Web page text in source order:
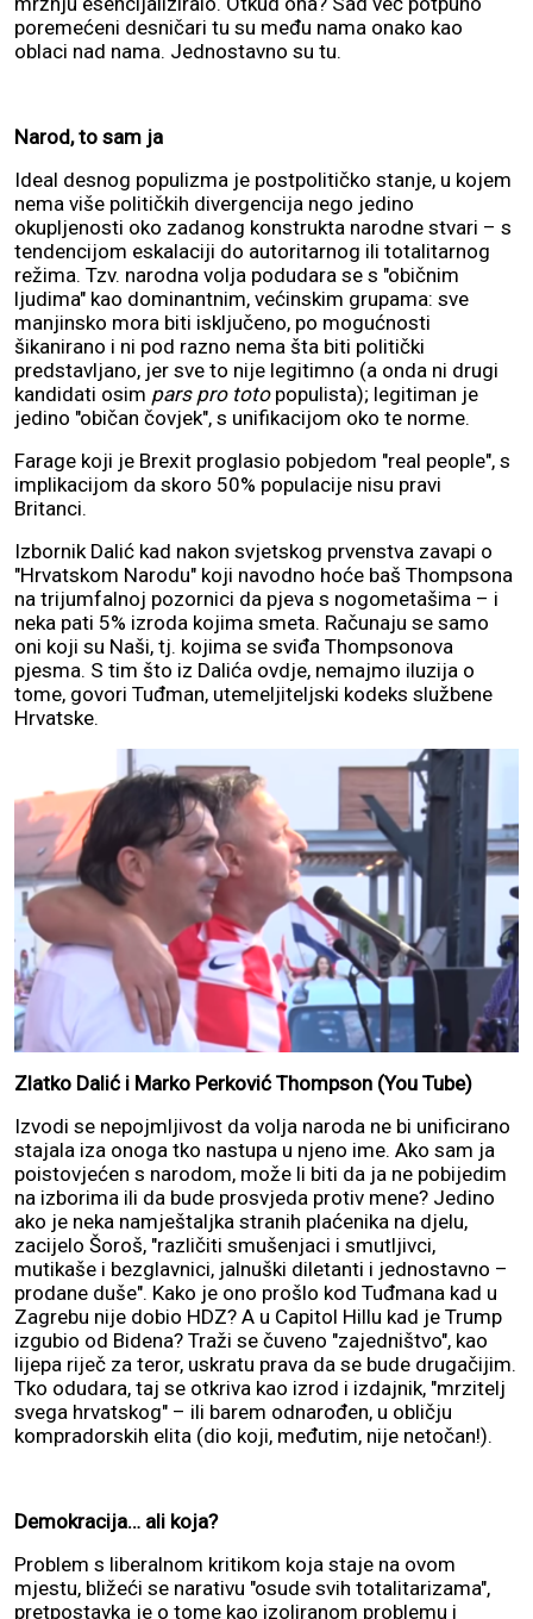
poremećeni desničari tu su među nama onako kao
oblaci nad nama. Jednostavno su tu.
Narod, to sam ja
Ideal desnog populizma je postpolitičko stanje, u kojem
nema više političkih divergencija nego jedino
okupljenosti oko zadanog konstrukta narodne stvari – s
tendencijom eskalaciji do autoritarnog ili totalitarnog
režima. Tzv. narodna volja podudara se s "običnim
ljudima" kao dominantnim, većinskim grupama: sve
manjinsko mora biti isključeno, po mogućnosti
šikanirano i ni pod razno nema šta biti politički
predstavljano, jer sve to nije legitimno (a onda ni drugi
kandidati osim pars pro totopopulista); legitiman je
jedino "običan čovjek", s unifikacijom oko te norme.
Farage koji je Brexit proglasio pobjedom "real people", s
implikacijom da skoro 50% populacije nisu pravi
Britanci.
Izbornik Dalić kad nakon svjetskog prvenstva zavapi o
"Hrvatskom Narodu" koji navodno hoće baš Thompsona
na trijumfalnoj pozornici da pjeva s nogometašima – i
neka pati 5% izroda kojima smeta. Računaju se samo
oni koji su Naši, tj. kojima se sviđa Thompsonova
pjesma. S tim što iz Dalića ovdje, nemajmo iluzija o
tome, govori Tuđman, utemeljiteljski kodeks službene
Hrvatske.
Zlatko Dalić i Marko Perković Thompson (You Tube)
Izvodi se nepojmljivost da volja naroda ne bi unificirano
stajala iza onoga tko nastupa u njeno ime. Ako sam ja
poistovjećen s narodom, može li biti da ja ne pobijedim
na izborima ili da bude prosvjeda protiv mene? Jedino
ako je neka namještaljka stranih plaćenika na djelu,
zacijelo Šoroš, "različiti smušenjaci i smutljivci,
mutikaše i bezglavnici, jalnuški diletanti i jednostavno –
prodane duše". Kako je ono prošlo kod Tuđmana kad u
Zagrebu nije dobio HDZ? A u Capitol Hillu kad je Trump
izgubio od Bidena? Traži se čuveno "zajedništvo", kao
lijepa riječ za teror, uskratu prava da se bude drugačijim.
Tko odudara, taj se otkriva kao izrod i izdajnik, "mrzitelj
svega hrvatskog" – ili barem odnarođen, u obličju
kompradorskih elita (dio koji, međutim, nije netočan!).
Demokracija… ali koja?
Problem s liberalnom kritikom koja staje na ovom
mjestu, bližeći se narativu "osude svih totalitarizama",
pretpostavka je o tome kao izoliranom problemu i